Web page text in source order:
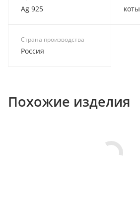
Ag 925 коты
Страна производства
Россия
Похожие изделия